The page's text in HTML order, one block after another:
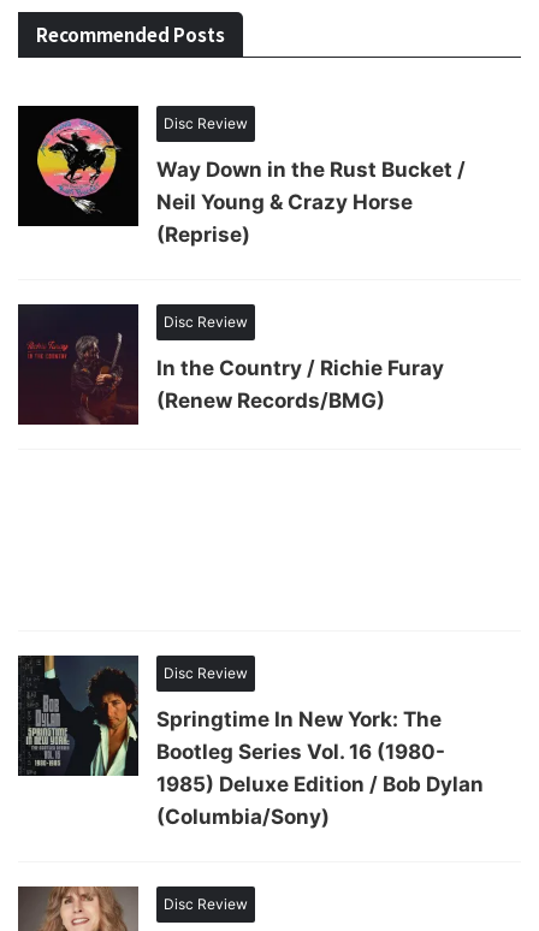
Recommended Posts
Disc Review
Way Down in the Rust Bucket /
Neil Young & Crazy Horse
(Reprise)
Disc Review
In the Country / Richie Furay
(Renew Records/BMG)
Disc Review
Springtime In New York: The
Bootleg Series Vol. 16 (1980-
1985) Deluxe Edition / Bob Dylan
(Columbia/Sony)
Disc Review